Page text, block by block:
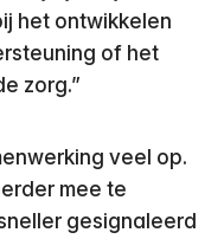
het ontwikkelen
of het
zorg.”
veel op.
mee te
gesignaleerd